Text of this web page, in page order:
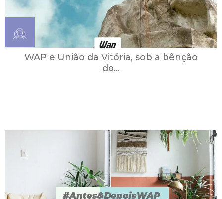
WAP e União da Vitória, sob a bênção
do...